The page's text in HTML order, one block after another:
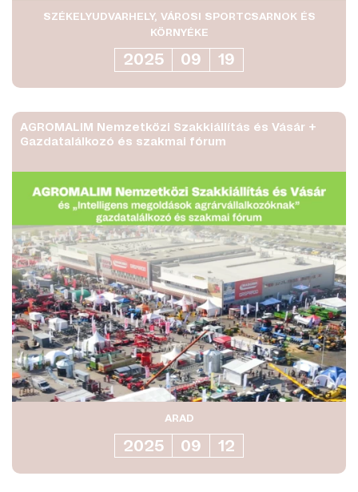
SZÉKELYUDVARHELY, VÁROSI SPORTCSARNOK ÉS
KÖRNYÉKE
2025 09 19
AGROMALIM Nemzetközi Szakkiállítás és Vásár +
Gazdatalálkozó és szakmai fórum
ARAD
2025 09 12